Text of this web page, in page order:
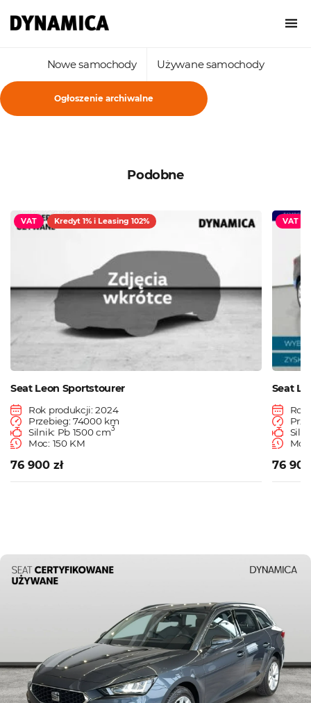
Nowe samochody Używane samochody
Ogłoszenie archiwalne
Podobne
VAT Kredyt 1% i Leasing 102%
Seat Leon Sportstourer
Rok produkcji: 2024
Przebieg: 74000 km
Silnik: Pb 1500 cm3
Moc: 150 KM
76 900 zł
VAT
Seat
Rok
76